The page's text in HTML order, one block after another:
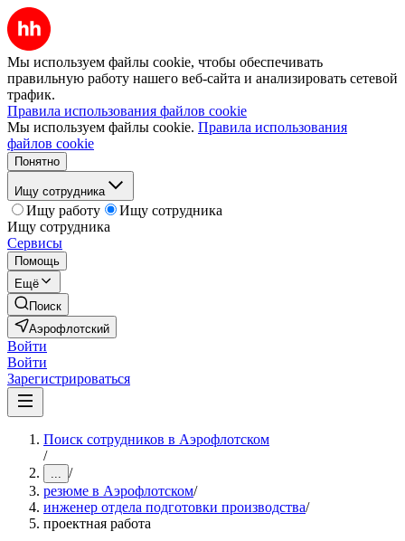
Мы используем файлы cookie, чтобы обеспечивать
правильную работу нашего веб-сайта и анализировать сетевой
трафик.
Правила использования файлов cookie
Мы используем файлы cookie. Правила использования
файлов cookie
Понятно
Ищу сотрудника
Ищу работу
Ищу сотрудника
Ищу сотрудника
Сервисы
Помощь
Ещё
Поиск
Аэрофлотский
Войти
Войти
Зарегистрироваться
Поиск сотрудников в Аэрофлотском
/
... /
резюме в Аэрофлотском/
инженер отдела подготовки производства/
проектная работа